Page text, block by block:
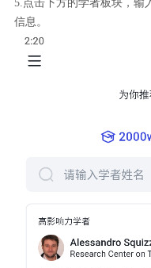
5.点击下方的学者板块，输
信息。